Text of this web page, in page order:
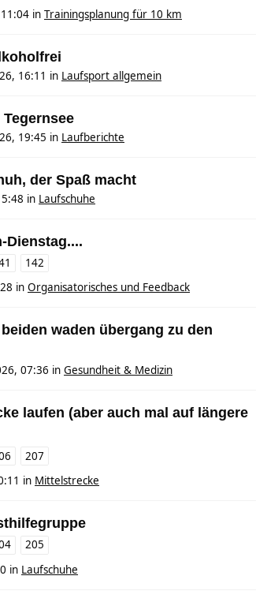
in Trainingsplanung für 10 km
16:11 in Laufsport allgemein
19:45 in Laufberichte
der Spaß macht
in Laufschuhe
Dienstag....
142
in Organisatorisches und Feedback
waden übergang zu den
07:36 in Gesundheit & Medizin
laufen (aber auch mal auf längere
207
in Mittelstrecke
205
in Laufschuhe